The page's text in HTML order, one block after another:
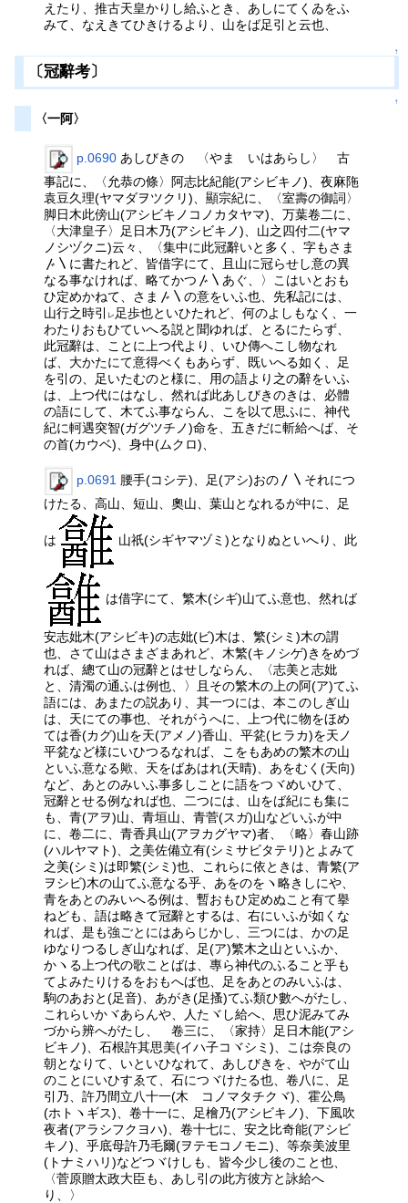
えたり、推古天皇かりし給ふとき、あしにてくゐをふ
みて、なえきてひきけるより、山をば足引と云也、
↑
〔冠辭考〕
↑
〈一阿〉
p.0690 あしびきの 〈やま いはあらし〉 古
事記に、〈允恭の條〉阿志比紀能(アシビキノ)、夜麻陁
袁豆久理(ヤマダヲツクリ)、顯宗紀に、〈室壽の御詞〉
脚日木此傍山(アシビキノコノカタヤマ)、万葉卷二に、
〈大津皇子〉足日木乃(アシビキノ)、山之四付二(ヤマ
ノシヅクニ)云々、〈集中に此冠辭いと多く、字もさま
〴〵に書たれど、皆借字にて、且山に冠らせし意の異
なる事なければ、略てかつ〴〵あぐ、〉こはいとおも
ひ定めかねて、さま〴〵の意をいふ也、先私記には、
山行之時引
レ 足歩也といひたれど、何のよしもなく、一
わたりおもひていへる説と聞ゆれば、とるにたらず、
此冠辭は、ことに上つ代より、いひ傳へこし物なれ
ば、大かたにて意得べくもあらず、既いへる如く、足
を引の、足いたむのと様に、用の語より之の辭をいふ
は、上つ代にはなし、然れば此あしびきのきは、必體
の語にして、木てふ事ならん、こを以て思ふに、神代
紀に軻遇突智(ガグツチノ)命を、五きだに斬給へば、そ
の首(カウベ)、身中(ムクロ)、
p.0691 腰手(コシテ)、足(アシ)おの〳〵それにつ
けたる、高山、短山、奧山、葉山となれるが中に、足
は 山祇(シギヤマヅミ)となりぬといへり、此
は借字にて、繁木(シギ)山てふ意也、然れば
安志妣木(アシビキ)の志妣(ビ)木は、繁(シミ)木の謂
也、さて山はさまざまあれど、木繁(キノシゲ)きをめづ
れば、總て山の冠辭とはせしならん、〈志美と志妣
と、清濁の通ふは例也、〉且その繁木の上の阿(ア)てふ
語には、あまたの説あり、其一つには、本このしぎ山
は、天にての事也、それがうへに、上つ代に物をほめ
ては香(カグ)山を天(アメノ)香山、平瓫(ヒラカ)を天ノ
平瓫など様にいひつるなれば、こをもあめの繁木の山
といふ意なる歟、天をばあはれ(天晴)、あをむく(天向)
など、あとのみいふ事多しことに語をつヾめいひて、
冠辭とせる例なれば也、二つには、山をば紀にも集に
も、青(アヲ)山、青垣山、青菅(スガ)山などいふが中
に、卷二に、青香具山(アヲカグヤマ)者、〈略〉春山跡
(ハルヤマト)、之美佐備立有(シミサビタテリ)とよみて
之美(シミ)は即繁(シミ)也、これらに依ときは、青繁(ア
ヲシビ)木の山てふ意なる乎、あをのをヽ略きしにや、
青をあとのみいへる例は、暫おもひ定めぬこと有て擧
ねども、語は略きて冠辭とするは、右にいふが如くな
れば、是も強ごとにはあらじかし、三つには、かの足
ゆなりつるしぎ山なれば、足(ア)繁木之山といふか、
かヽる上つ代の歌ことばは、專ら神代のふること乎も
てよみたりけるをおもへば也、足をあとのみいふは、
駒のあおと(足音)、あがき(足搔)てふ類ひ數へがたし、
これらいかヾあらんや、人たヾし給へ、思ひ泥みてみ
づから辨へがたし、 卷三に、〈家持〉足日木能(アシ
ビキノ)、石根許其思美(イハ子コヾシミ)、こは奈良の
朝となりて、いといひなれて、あしびきを、やがて山
のことにいひすゑて、石につヾけたる也、卷八に、足
引乃、許乃間立八十一(木 コノマタチクヾ)、霍公鳥
(ホトヽギス)、卷十一に、足檜乃(アシビキノ)、下風吹
夜者(アラシフクヨハ)、卷十七に、安之比奇能(アシビ
キノ)、乎底母許乃毛爾(ヲテモコノモニ)、等奈美波里
(トナミハリ)などつヾけしも、皆今少し後のこと也、
〈菅原贈太政大臣も、あし引の此方彼方と詠給へ
り、〉